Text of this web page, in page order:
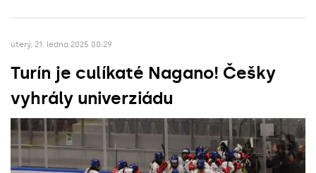
úterý, 21. ledna 2025 00:29
Turín je culíkaté Nagano! Češky
vyhrály univerziádu